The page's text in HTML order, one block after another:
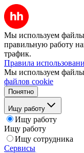
Мы используем файлы
правильную работу
трафик.
Правила
Мы используем
файлов cookie
Понятно
Ищу работу
Ищу работу
Ищу работу
Ищу сотрудника
Сервисы